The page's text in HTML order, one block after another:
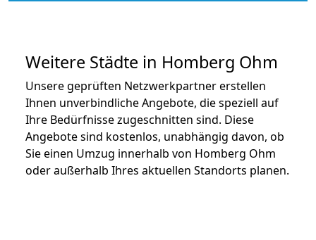
Weitere Städte in Homberg Ohm
Unsere geprüften Netzwerkpartner erstellen
Ihnen unverbindliche Angebote, die speziell auf
Ihre Bedürfnisse zugeschnitten sind. Diese
Angebote sind kostenlos, unabhängig davon, ob
Sie einen Umzug innerhalb von Homberg Ohm
oder außerhalb Ihres aktuellen Standorts planen.